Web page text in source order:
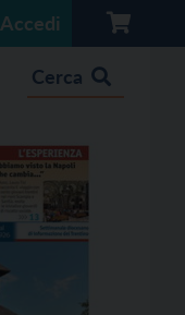
Accedi
Cerca